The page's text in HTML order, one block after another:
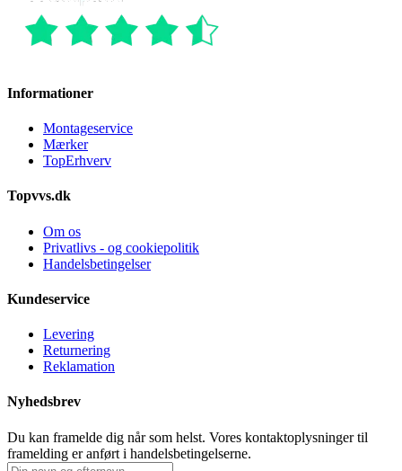
Informationer
Montageservice
Mærker
TopErhverv
Topvvs.dk
Om os
Privatlivs - og cookiepolitik
Handelsbetingelser
Kundeservice
Levering
Returnering
Reklamation
Nyhedsbrev
Du kan framelde dig når som helst. Vores kontaktoplysninger til
framelding er anført i handelsbetingelserne.